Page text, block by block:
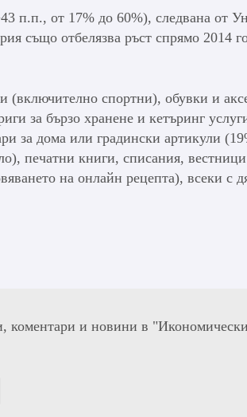
п.п., от 17% до 60%), следвана от
също отбелязва ръст спрямо 2014
(включително спортни), обувки и
за бързо хранене и кетъринг
за дома или градински артикули
печатни книги, списания,
на онлайн рецепта), всеки с
коментари и новини в